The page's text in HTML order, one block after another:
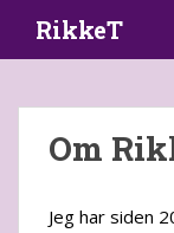
i
RikkeT
Om
Jeg har siden